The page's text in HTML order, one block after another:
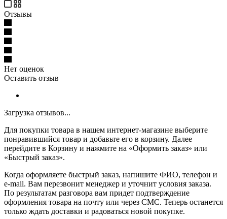
Отзывы
Нет оценок
Оставить отзыв
Загрузка отзывов...
Для покупки товара в нашем интернет-магазине выберите
понравившийся товар и добавьте его в корзину. Далее
перейдите в Корзину и нажмите на «Оформить заказ» или
«Быстрый заказ».
Когда оформляете быстрый заказ, напишите ФИО, телефон и
e-mail. Вам перезвонит менеджер и уточнит условия заказа.
По результатам разговора вам придет подтверждение
оформления товара на почту или через СМС. Теперь останется
только ждать доставки и радоваться новой покупке.